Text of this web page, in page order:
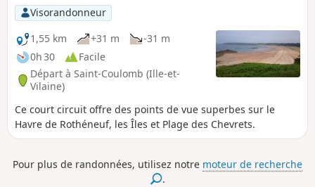
Visorandonneur
1,55 km
+31 m
-31 m
0h 30
Facile
Départ à Saint-Coulomb (Ille-et-
Vilaine)
Ce court circuit offre des points de vue superbes sur le
Havre de Rothéneuf, les Îles et Plage des Chevrets.
Pour plus de randonnées, utilisez notre moteur de recherche
.